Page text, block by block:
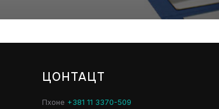
ЦОНТАЦТ
Пхоне +381 11 3370-509